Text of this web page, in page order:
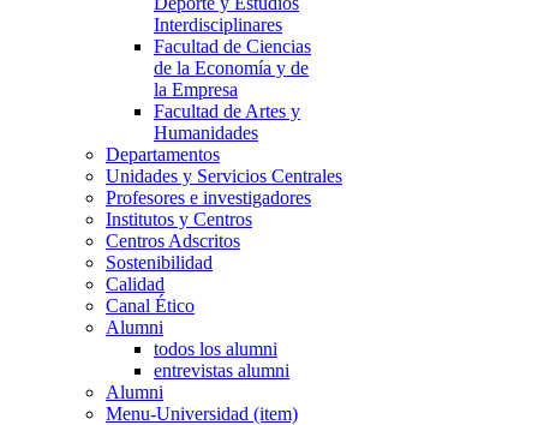
Interdisciplinares
Facultad de Ciencias
de la Economía y de
la Empresa
Facultad de Artes y
Humanidades
Departamentos
Unidades y Servicios Centrales
Profesores e investigadores
Institutos y Centros
Centros Adscritos
Sostenibilidad
Calidad
Canal Ético
Alumni
todos los alumni
entrevistas alumni
Alumni
Menu-Universidad (item)